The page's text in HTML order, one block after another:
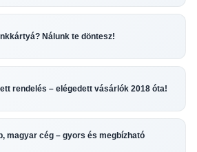
Nálunk te döntesz!
rendelés – elégedett vásárlók 2018 óta!
magyar cég – gyors és megbízható